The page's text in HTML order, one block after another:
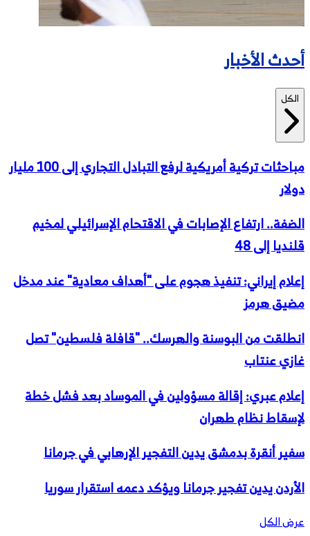
أحدث الأخبار
الكل
مباحثات تركية أمريكية لرفع التبادل التجاري إلى 100 مليار
دولار
الضفة.. ارتفاع الإصابات في الاقتحام الإسرائيلي لمخيم
قلنديا إلى 48
إعلام إيراني: تنفيذ هجوم على "أهداف معادية" عند مدخل
مضيق هرمز
انطلقت من البوسنة والهرسك.. "قافلة فلسطين" تصل
غازي عنتاب
إعلام عبري: إقالة مسؤولين في الموساد بعد فشل خطة
لإسقاط نظام طهران
سفير أنقرة بدمشق يدين التفجير الإرهابي في جرمانا
الأردن يدين تفجير جرمانا ويؤكد دعمه استقرار سوريا
عرض الكل